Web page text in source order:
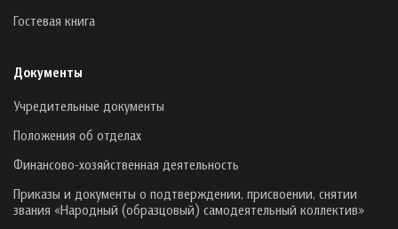
Гостевая книга
Документы
Учредительные документы
Положения об отделах
Финансово-хозяйственная деятельность
Приказы и документы о подтверждении, присвоении, снятии
звания «Народный (образцовый) самодеятельный коллектив»